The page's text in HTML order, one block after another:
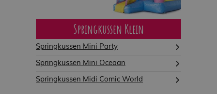
Springkussen Klein
Springkussen Mini Party
Springkussen Mini Oceaan
Springkussen Midi Comic World